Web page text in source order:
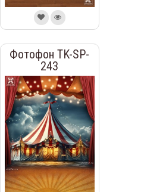
Фотофон TK-SP-
243